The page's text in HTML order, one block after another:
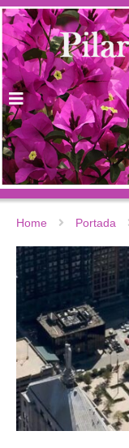
Home Portada